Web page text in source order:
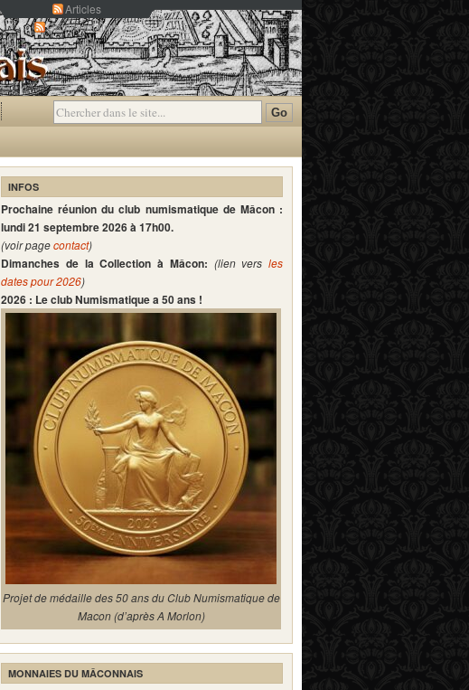
Articles
Commentaires
INFOS
Prochaine réunion du club numismatique de Mâcon :
lundi 21 septembre 2026 à 17h00.
(voir pagecontact)
Dimanches de la Collection à Mâcon: (lien vers les
dates pour 2026)
2026 : Le club Numismatique a 50 ans !
Projet de médaille des 50 ans du Club Numismatique de
Macon (d’après A Morlon)
MONNAIES DU MÂCONNAIS